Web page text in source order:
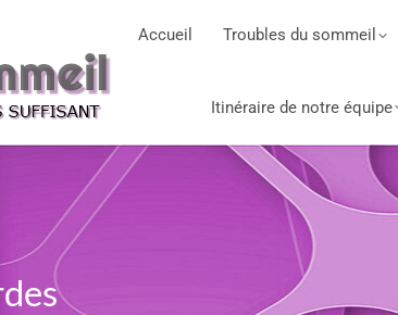
Accueil Troubles du sommeil
Itinéraire de notre équipe